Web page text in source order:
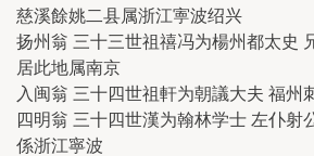
慈溪餘姚二县属浙江寕波绍兴
扬州翁 三十三世祖禧冯为楊州都太史
居此地属南京
入闽翁 三十四世祖軒为朝議大夫 福州
四明翁 三十四世漢为翰林学士 左仆射
係浙江寧波